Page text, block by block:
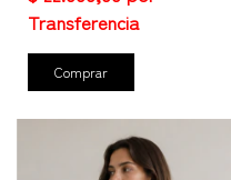
Comprar